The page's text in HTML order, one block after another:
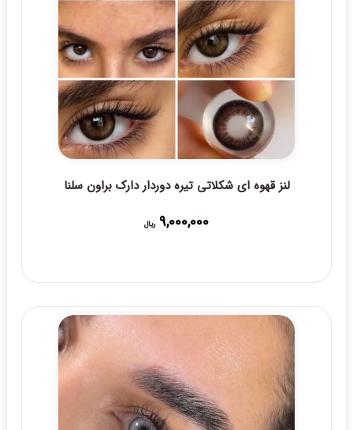
لنز قهوه ای شکلاتی تیره دوردار دارک براون سلنا
9,000,000 ریال